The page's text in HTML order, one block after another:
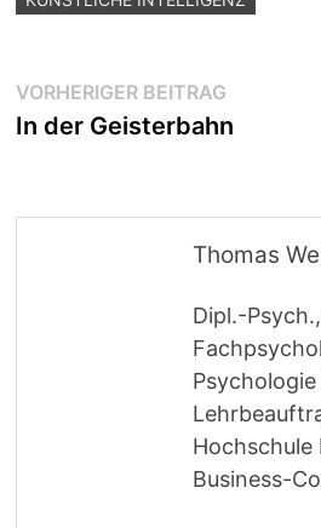
VORHERIGER BEITRAG
Beitrag:
In der Geisterbahn
Thomas
Dipl.-
Psychologie
Hochschule
Business-